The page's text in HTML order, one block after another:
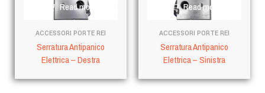
Read more
ACCESSORI PORTE REI
Serratura Antipanico
Elettrica – Destra
Read more
ACCESSORI PORTE REI
Serratura Antipanico
Elettrica – Sinistra